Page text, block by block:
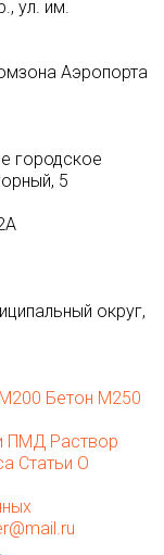
ул. им.
Аэропорта
городское
5
округ,
Бетон М250
ПМД Раствор
Статьи О